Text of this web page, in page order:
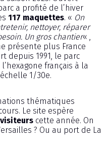
a profité de l’hiver
117 maquettes. « On
nettoyer, réparer
Un gros chantier« ,
présente plus France
depuis 1991, le parc
français à la
1/30e.
thématiques
Le site espère
cette année. On
? Ou au port de La